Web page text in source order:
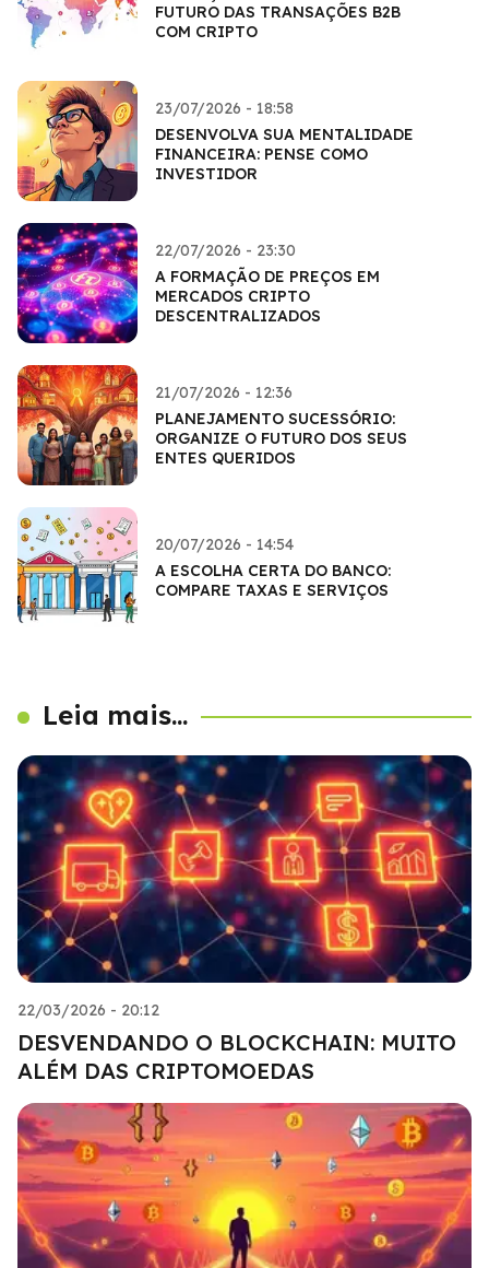
FUTURO DAS TRANSAÇÕES B2B
COM CRIPTO
23/07/2026 - 18:58
DESENVOLVA SUA MENTALIDADE
FINANCEIRA: PENSE COMO
INVESTIDOR
22/07/2026 - 23:30
A FORMAÇÃO DE PREÇOS EM
MERCADOS CRIPTO
DESCENTRALIZADOS
21/07/2026 - 12:36
PLANEJAMENTO SUCESSÓRIO:
ORGANIZE O FUTURO DOS SEUS
ENTES QUERIDOS
20/07/2026 - 14:54
A ESCOLHA CERTA DO BANCO:
COMPARE TAXAS E SERVIÇOS
Leia mais...
22/03/2026 - 20:12
DESVENDANDO O BLOCKCHAIN: MUITO
ALÉM DAS CRIPTOMOEDAS